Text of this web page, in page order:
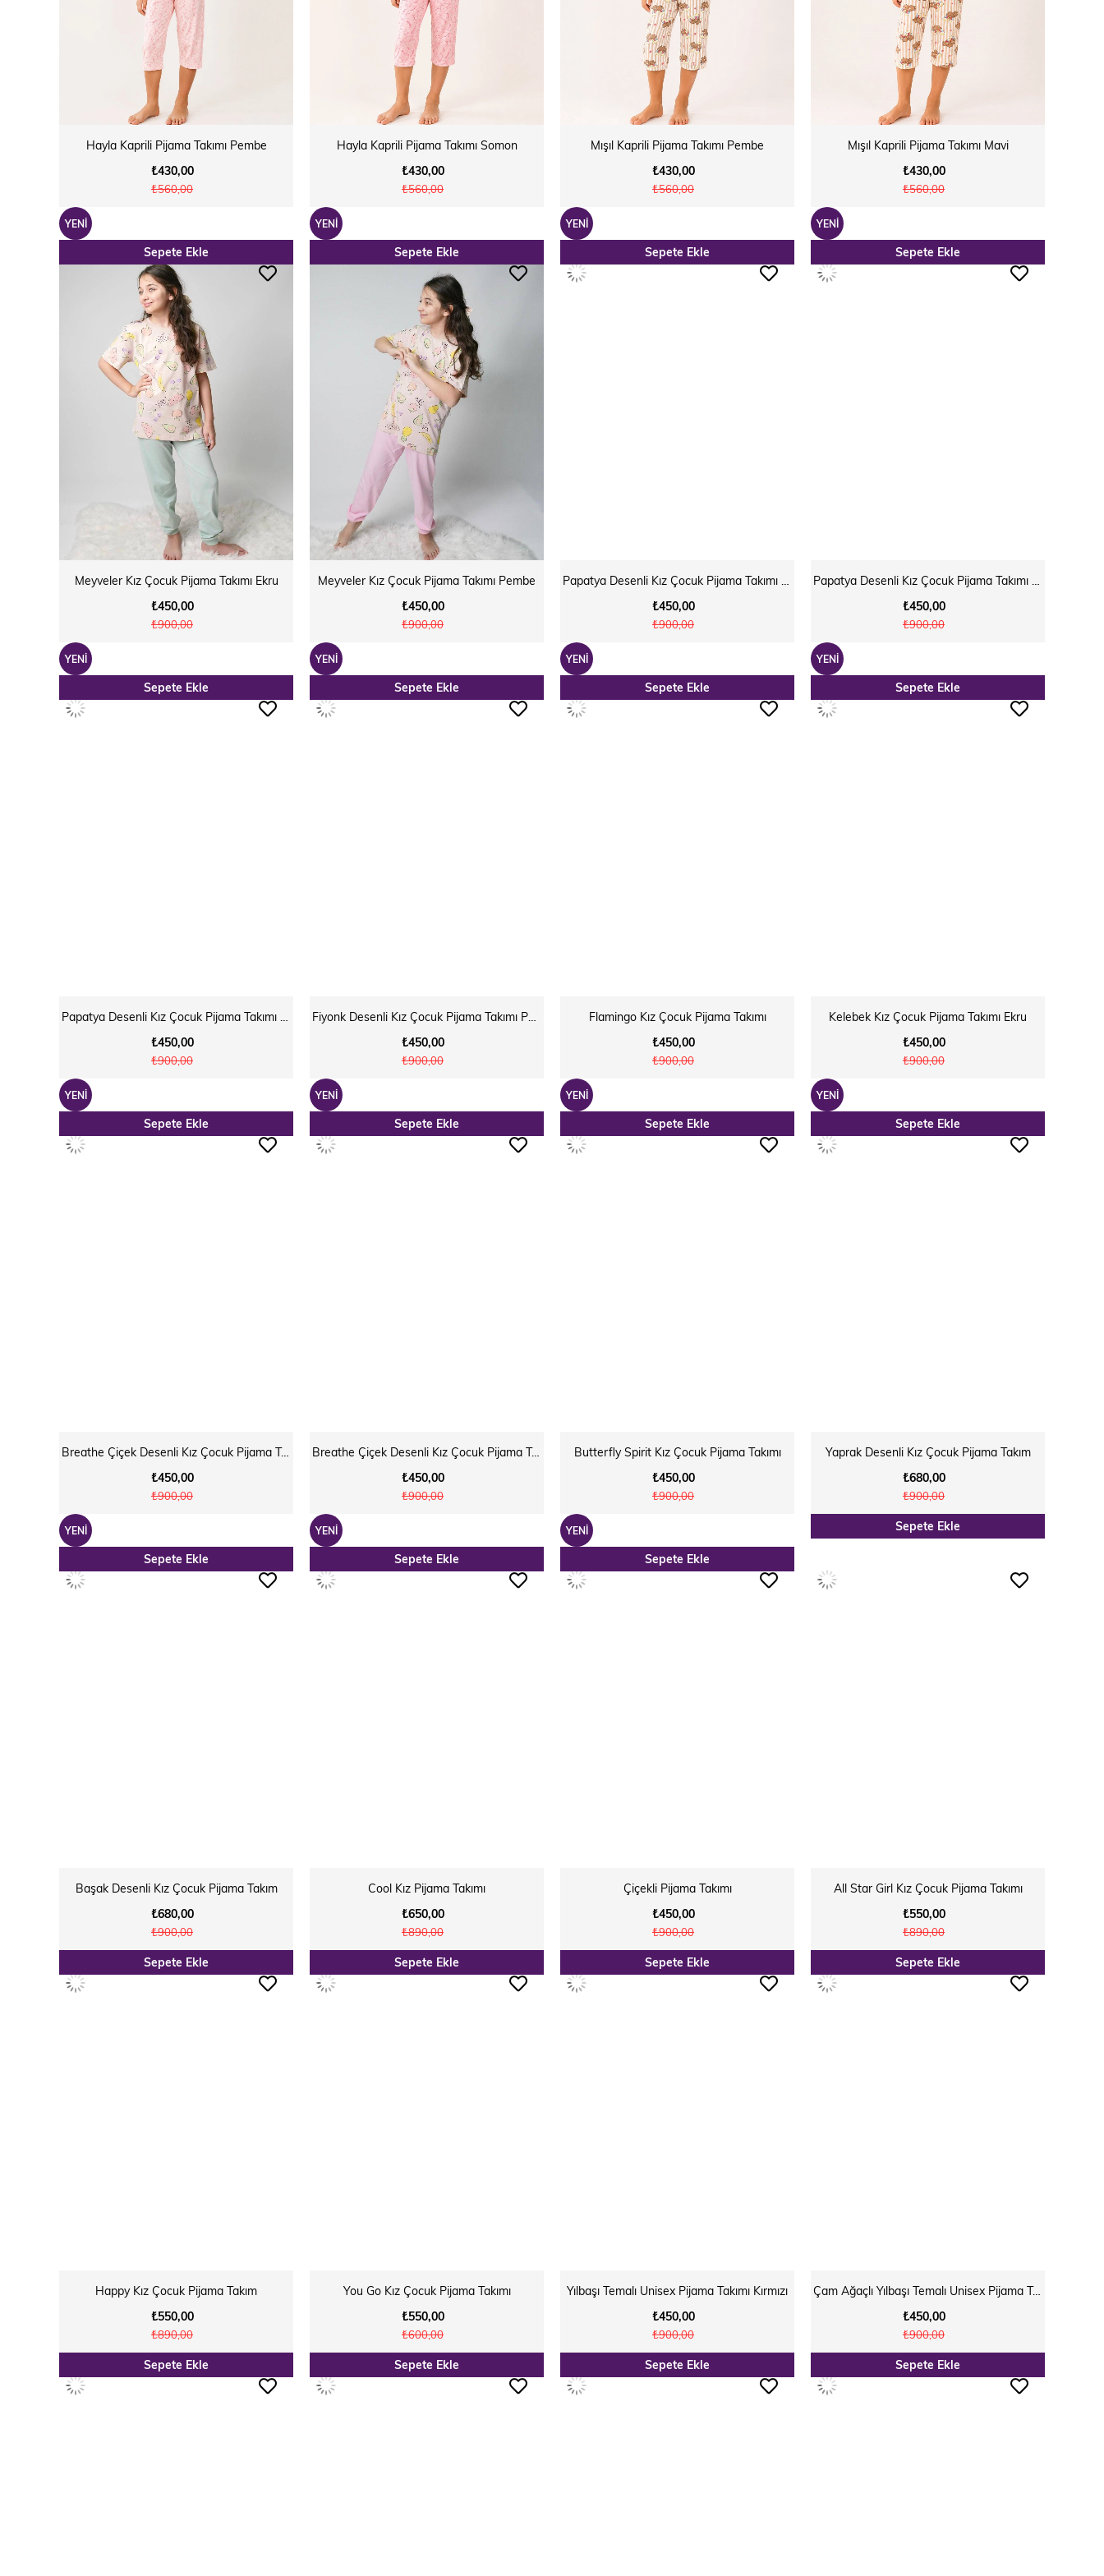
Hayla Kaprili Pijama Takımı Pembe
₺430,00
₺560,00
Sepete Ekle
YENI
Hayla Kaprili Pijama Takımı Somon
₺430,00
₺560,00
Sepete Ekle
YENI
Mışıl Kaprili Pijama Takımı Pembe
₺430,00
₺560,00
Sepete Ekle
YENI
Mışıl Kaprili Pijama Takımı Mavi
₺430,00
₺560,00
Sepete Ekle
YENI
Meyveler Kız Çocuk Pijama Takımı Ekru
₺450,00
₺900,00
Sepete Ekle
YENI
Meyveler Kız Çocuk Pijama Takımı Pembe
₺450,00
₺900,00
Sepete Ekle
YENI
Papatya Desenli Kız Çocuk Pijama Takımı Gül Kurusu
₺450,00
₺900,00
Sepete Ekle
YENI
Papatya Desenli Kız Çocuk Pijama Takımı Pembe
₺450,00
₺900,00
Sepete Ekle
YENI
₺450,00
₺900,00
Sepete Ekle
YENI
₺450,00
₺900,00
Sepete Ekle
YENI
Flamingo Kız Çocuk Pijama Takımı
₺450,00
₺900,00
Sepete Ekle
YENI
Kelebek Kız Çocuk Pijama Takımı Ekru
₺450,00
₺900,00
Sepete Ekle
YENI
Breathe Çiçek Desenli Kız Çocuk Pijama Takımı Mavi
₺450,00
₺900,00
Sepete Ekle
YENI
Breathe Çiçek Desenli Kız Çocuk Pijama Takımı Pembe
₺450,00
₺900,00
Sepete Ekle
YENI
Butterfly Spirit Kız Çocuk Pijama Takımı
₺450,00
₺900,00
Sepete Ekle
YENI
Yaprak Desenli Kız Çocuk Pijama Takım
₺680,00
₺900,00
Sepete Ekle
Başak Desenli Kız Çocuk Pijama Takım
₺680,00
₺900,00
Sepete Ekle
Cool Kız Pijama Takımı
₺650,00
₺890,00
Sepete Ekle
Çiçekli Pijama Takımı
₺450,00
₺900,00
Sepete Ekle
All Star Girl Kız Çocuk Pijama Takımı
₺550,00
₺890,00
Sepete Ekle
Happy Kız Çocuk Pijama Takım
₺550,00
₺890,00
Sepete Ekle
You Go Kız Çocuk Pijama Takımı
₺550,00
₺600,00
Sepete Ekle
Yılbaşı Temalı Unisex Pijama Takımı Kırmızı
₺450,00
₺900,00
Sepete Ekle
Çam Ağaçlı Yılbaşı Temalı Unisex Pijama Takımı Kırmızı
₺450,00
₺900,00
Sepete Ekle